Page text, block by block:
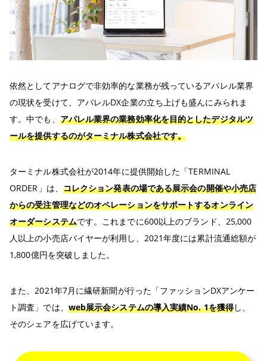
依然としてアナログで非効率的な業務が残っているアパレル業界
の現状を受けて、アパレルDX企業の立ち上げも盛んにみられま
す。中でも、 アパレル業界の業務効率化を目的としたデジタルツ
ールを提供するのがターミナル株式会社です。
ターミナル株式会社が2014年に提供開始した「TERMINAL
ORDER」は、 コレクション発表の場である展示会の開催や小売店
からの受注管理などのオペレーションをサポートするオンライン
オーダーシステムです。これまでに600以上のブランド、25,000
人以上の小売店バイヤーが利用し、2021年度には累計流通総額が
1,800億円を突破しました。
また、2021年7月に繊研新聞が行った「ファッションDXアンケー
ト調査」では、 web展示会システムの導入実績No. 1を獲得し、
そのシェアを広げています。